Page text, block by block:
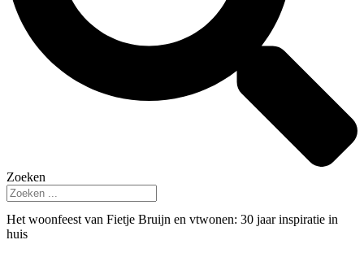
Zoeken
Het woonfeest van Fietje Bruijn en vtwonen: 30 jaar inspiratie in
huis